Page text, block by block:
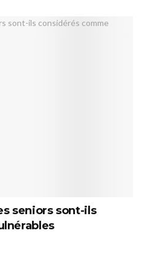
seniors sont-ils